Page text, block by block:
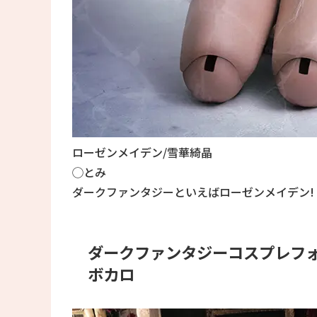
ローゼンメイデン/雪華綺晶
◯とみ
ダークファンタジーといえばローゼンメイデン!
ダークファンタジーコスプレフ
ボカロ